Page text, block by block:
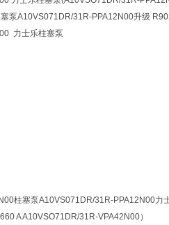
泵A10VS071DR/31R-PPA12N00升级
力士乐柱塞泵
柱塞泵A10VS071DR/31R-PPA12N00力
A A10VSO71DR/31R-VPA42N00）